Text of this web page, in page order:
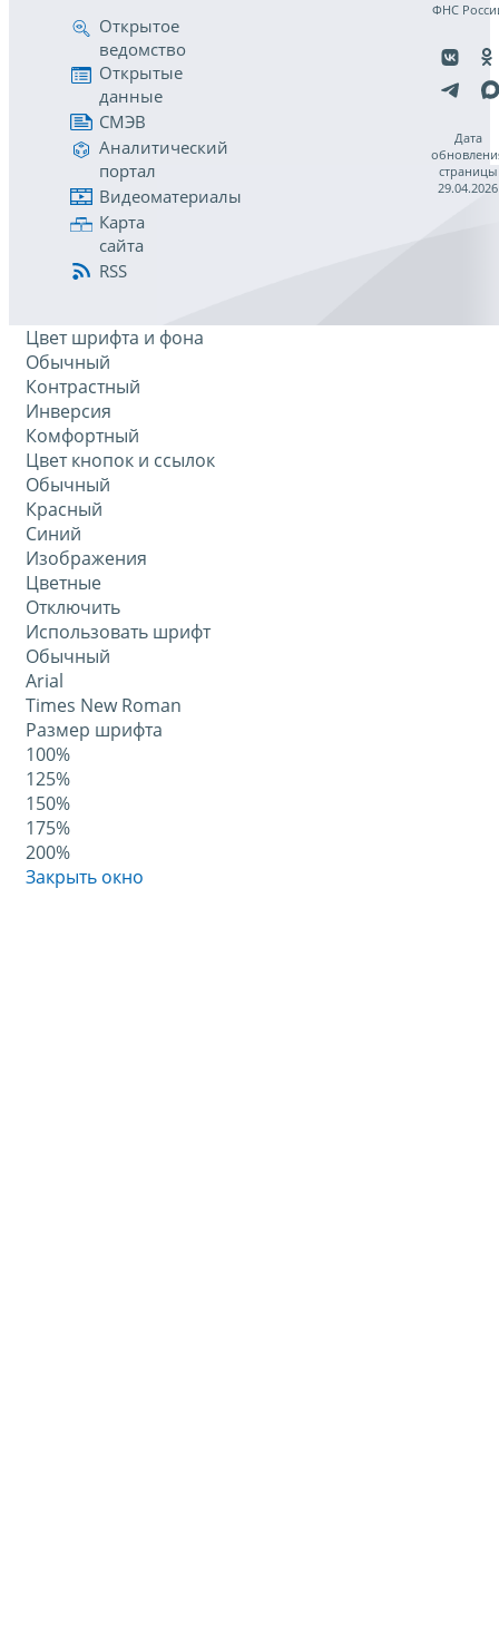
Открытое
ведомство
Открытые
данные
СМЭВ
Аналитический
портал
Видеоматериалы
Карта
сайта
RSS
ФНС
Дата
страницы
29.04.2026
Цвет шрифта и фона
Обычный
Контрастный
Инверсия
Комфортный
Цвет кнопок и ссылок
Обычный
Красный
Синий
Изображения
Цветные
Отключить
Использовать шрифт
Обычный
Arial
Times New Roman
Размер шрифта
100%
125%
150%
175%
200%
Закрыть окно